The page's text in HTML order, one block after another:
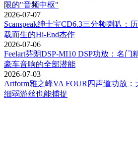
限的"音频中枢"
2026-07-07
Scanspeak绅士宝CD6.3三分频喇叭：
载而生的Hi-End杰作
2026-07-06
Feelart芬朗DSP-MI10 DSP功放：名门
豪车音响的全部潜能
2026-07-03
Artform雅之峰VA FOUR四声道功放：
细弱游丝也能捕捉